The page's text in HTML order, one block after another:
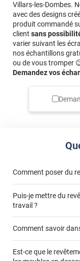
Villars-les-Dombes.
avec des designs
produit commandé
client sans
varier suivant les
nos échantillons
ou de vous tromper
Demandez vos
Comment poser du
«
Puis-je mettre du
travail ?
Comment savoir
Est-ce que le